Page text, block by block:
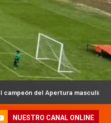
masculino de la Federación
NUESTRO CANAL ONLINE